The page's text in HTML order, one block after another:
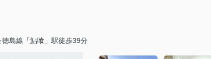
徳島線「鮎喰」駅徒歩39分